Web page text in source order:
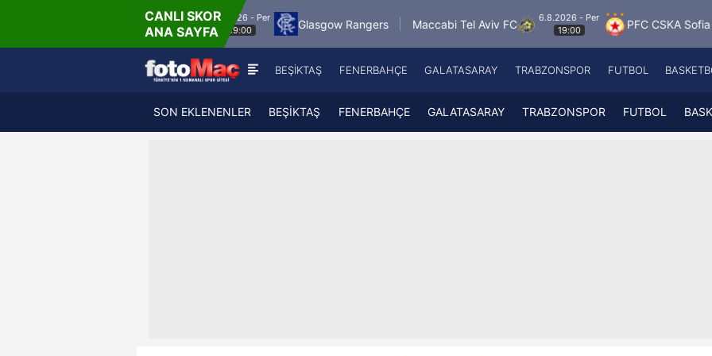
CANLI SKOR
ANA SAYFA
6.8.2026 - Per
19:00
Glasgow Rangers Maccabi Tel Aviv FC
6.8.2026 - Per
19:00
PFC CSKA Sofia FK
Fenerbahçe
Galatasaray
A
BEŞİKTAŞ FENERBAHÇE GALATASARAY TRABZONSPOR FUTBOL
SON EKLENENLER BEŞİKTAŞ FENERBAHÇE GALATASARAY TRABZONSPOR FUTBOL